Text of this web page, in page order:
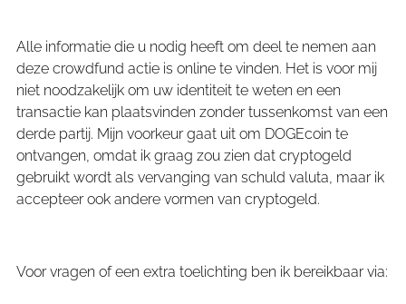
Alle informatie die u nodig heeft om deel te nemen aan
deze crowdfund actie is online te vinden. Het is voor mij
niet noodzakelijk om uw identiteit te weten en een
transactie kan plaatsvinden zonder tussenkomst van een
derde partij. Mijn voorkeur gaat uit om DOGEcoin te
ontvangen, omdat ik graag zou zien dat cryptogeld
gebruikt wordt als vervanging van schuld valuta, maar ik
accepteer ook andere vormen van cryptogeld.
Voor vragen of een extra toelichting ben ik bereikbaar via: